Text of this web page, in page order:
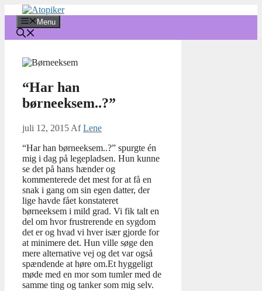
indhold
Menu
“Har han
børneeksem..?”
juli 12, 2015 AfLene
“Har han børneeksem..?” spurgte én
mig i dag på legepladsen. Hun kunne
se det på hans hænder og
kommenterede det mest for at få en
snak i gang om sin egen datter, der
lige havde fået konstateret
børneeksem i mild grad. Vi fik talt en
del om hvor frustrerende en sygdom
det er og hvad vi hver især gjorde for
at minimere det. Hun ville søge den
mere alternative vej og det var også
spændende at høre om.Et hyggeligt
møde med en mor som tumler med de
samme ting og tanker som mig selv.